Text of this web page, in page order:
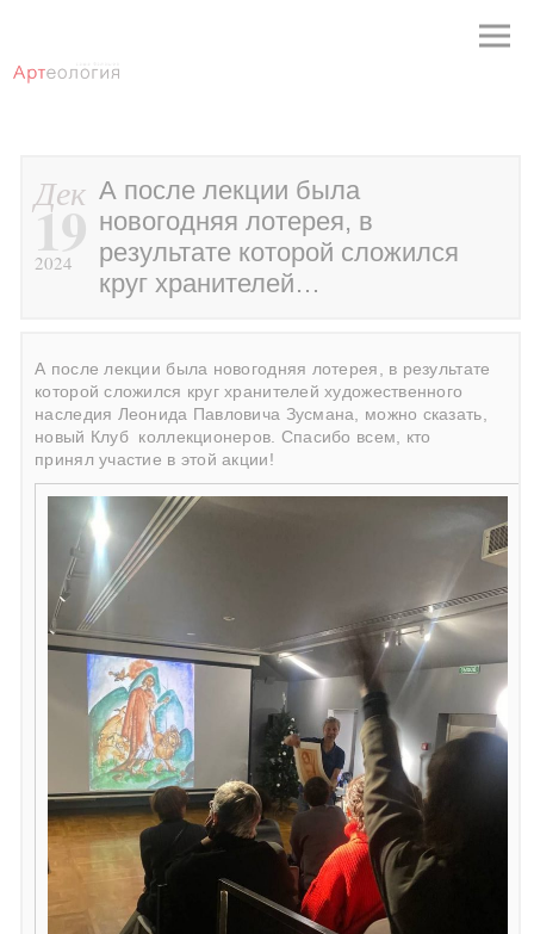
Дек
19
2024
А после лекции была
новогодняя лотерея, в
результате которой сложился
круг хранителей…
А после лекции была новогодняя лотерея, в результате
которой сложился круг хранителей художественного
наследия Леонида Павловича Зусмана, можно сказать,
новый Клуб
коллекционеров. Спасибо всем, кто
принял участие в этой акции!